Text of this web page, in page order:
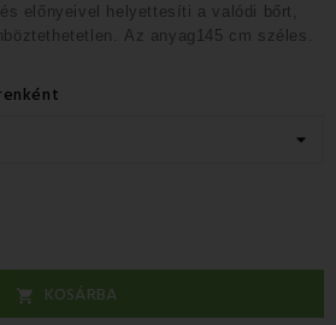
előnyeivel helyettesíti a valódi bőrt
Az anyag145 cm széles.
 KOSÁRBA